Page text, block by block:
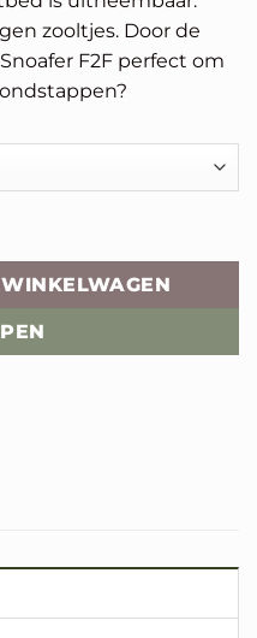
zooltjes. Door de
F2F perfect om